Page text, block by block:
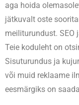
aga hoida
jätkuvalt oste
meiliturundust. SEO
Teie koduleht on
Sisuturundus ja
või muid reklaame
eesmärgiks on